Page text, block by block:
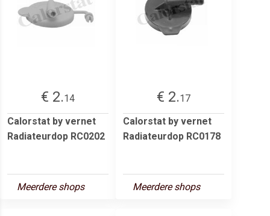
€ 2.14
Calorstat by vernet
Radiateurdop RC0202
Meerdere shops
€ 2.17
Calorstat by vernet
Radiateurdop RC0178
Meerdere shops